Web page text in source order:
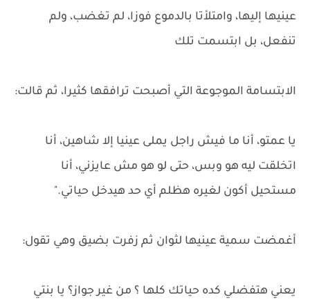
عينيها إليها، وامتلأتا بالدموع فوزا، لم تغضب، ولم
تنفعل، بل ابتسمت تلك
الابتسامة الموجوعة التي أصبحت ترافقها كثيرا، ثم قالت:
يا عمتو، أنا ما فيش راجل يملى عينيا إلا شاهين، أنا
اتخلقت ليه هو وبس، حتى لو هو مش عايزني، أنا
مستحيل أكون لغيره هظلم أي حد هيدخل حياتي."
أغمضت سمية عينيها لثوان ثم زفرت بضيق وهي تقول:
يعني هتفضلي كده حياتك كلها ؟ من غير جواز؟ يا بنتي